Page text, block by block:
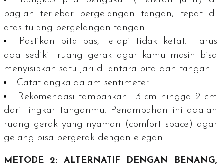
bagian terlebar pergelangan tangan, tepat di
atas tulang pergelangan tangan.
Pastikan pita pas, tetapi tidak ketat. Harus
ada sedikit ruang gerak agar kamu masih bisa
menyisipkan satu jari di antara pita dan tangan.
Catat angka dalam sentimeter.
Rekomendasi tambahkan 1.3 cm hingga 2 cm
dari lingkar tanganmu. Penambahan ini adalah
ruang gerak yang nyaman (comfort space ) agar
gelang bisa bergerak dengan elegan.
METODE 2: ALTERNATIF DENGAN BENANG,